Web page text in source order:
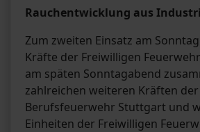
Rauchentwicklung aus
Zum zweiten Einsatz am
Kräfte der Freiwilligen
am späten Sonntagabend
zahlreichen weiteren Kräften der
Berufsfeuerwehr Stuttgart und
Einheiten der Freiwilligen